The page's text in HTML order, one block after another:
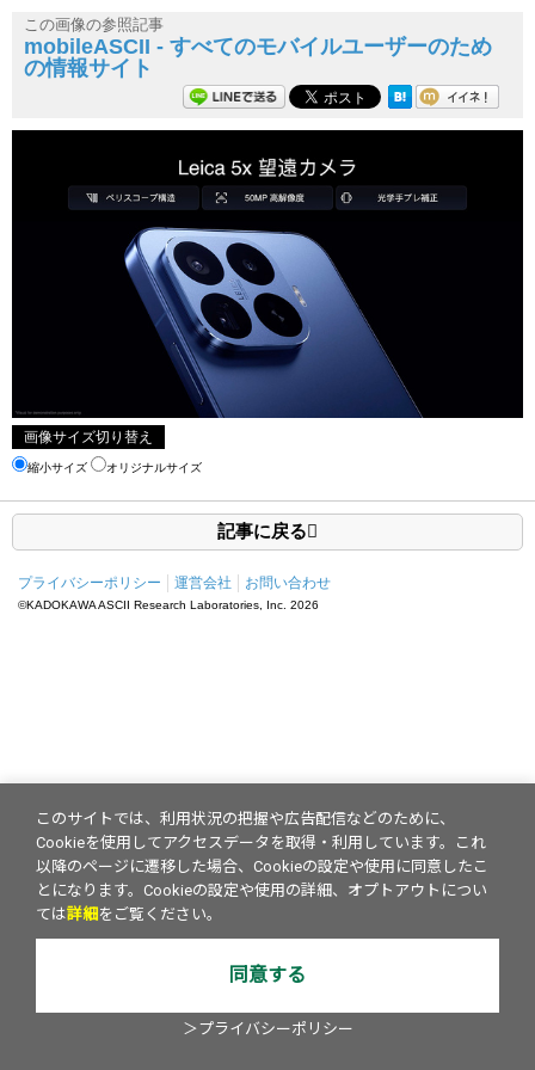
この画像の参照記事
mobileASCII - すべてのモバイルユーザーのため
の情報サイト
画像サイズ切り替え
縮小サイズ オリジナルサイズ
記事に戻る
プライバシーポリシー 運営会社 お問い合わせ
©KADOKAWA ASCII Research Laboratories, Inc. 2026
このサイトでは、利用状況の把握や広告配信などのために、
Cookieを使用してアクセスデータを取得・利用しています。これ
以降のページに遷移した場合、Cookieの設定や使用に同意したこ
とになります。Cookieの設定や使用の詳細、オプトアウトについ
ては詳細 をご覧ください。
同意する
＞プライバシーポリシー